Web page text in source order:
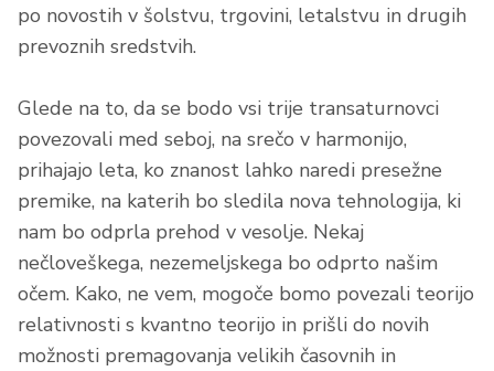
po novostih v šolstvu, trgovini, letalstvu in drugih
prevoznih sredstvih.
Glede na to, da se bodo vsi trije transaturnovci
povezovali med seboj, na srečo v harmonijo,
prihajajo leta, ko znanost lahko naredi presežne
premike, na katerih bo sledila nova tehnologija, ki
nam bo odprla prehod v vesolje. Nekaj
nečloveškega, nezemeljskega bo odprto našim
očem. Kako, ne vem, mogoče bomo povezali teorijo
relativnosti s kvantno teorijo in prišli do novih
možnosti premagovanja velikih časovnih in